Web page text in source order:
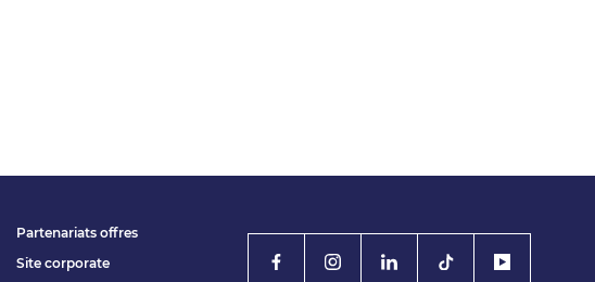
Partenariats offres
Site corporate